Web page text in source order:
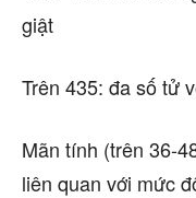
giật
Trên 435: đa số tử
Mãn tính (trên 36-
liên quan với mức